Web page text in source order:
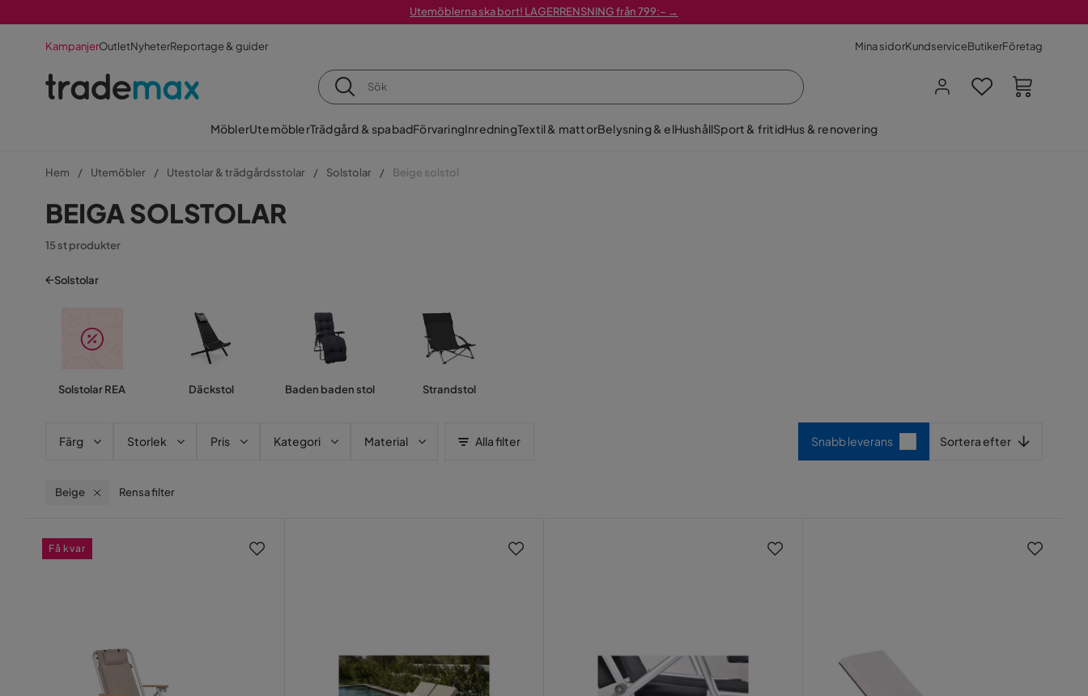
Utemöblerna ska bort! LAGERRENSNING från 799:– →
KampanjerOutletNyheterReportage & guider Mina sidorKundserviceButikerFöretag
MöblerUtemöblerTrädgård & spabadFörvaringInredningTextil & mattorBelysning & elHushållSport & fritidHus & renovering
Hem Utemöbler Utestolar & trädgårdsstolar Solstolar Beige solstol
BEIGA SOLSTOLAR
15 st produkter
Solstolar
Solstolar REA Däckstol Baden baden stol Strandstol
Färg Storlek Pris Kategori Material Alla filter Snabb leverans Sortera efter
Beige Rensa filter
Få kvar